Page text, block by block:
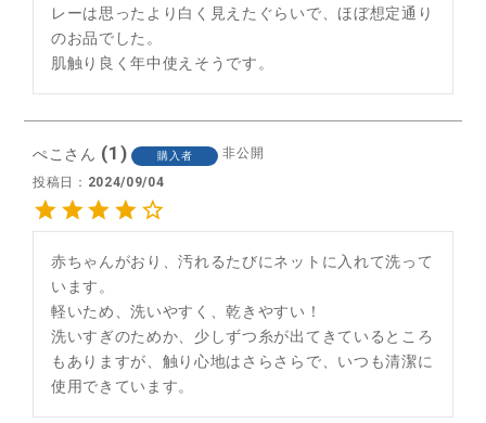
レーは思ったより白く見えたぐらいで、ほぼ想定通り
のお品でした。
肌触り良く年中使えそうです。
ぺこ 1 購入者
非公開
投稿日
2024/09/04
赤ちゃんがおり、汚れるたびにネットに入れて洗って
います。
軽いため、洗いやすく、乾きやすい！
洗いすぎのためか、少しずつ糸が出てきているところ
もありますが、触り心地はさらさらで、いつも清潔に
使用できています。